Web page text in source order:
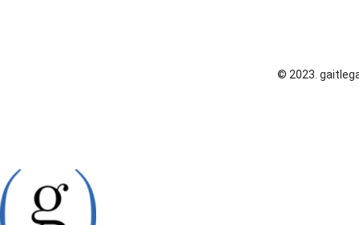
© 2023.